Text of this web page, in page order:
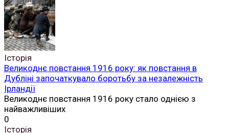
Історія
Великоднє повстання 1916 року: як повстання в
Дубліні започаткувало боротьбу за незалежність
Ірландії
Великоднє повстання 1916 року стало однією з
найважливіших
0
Історія